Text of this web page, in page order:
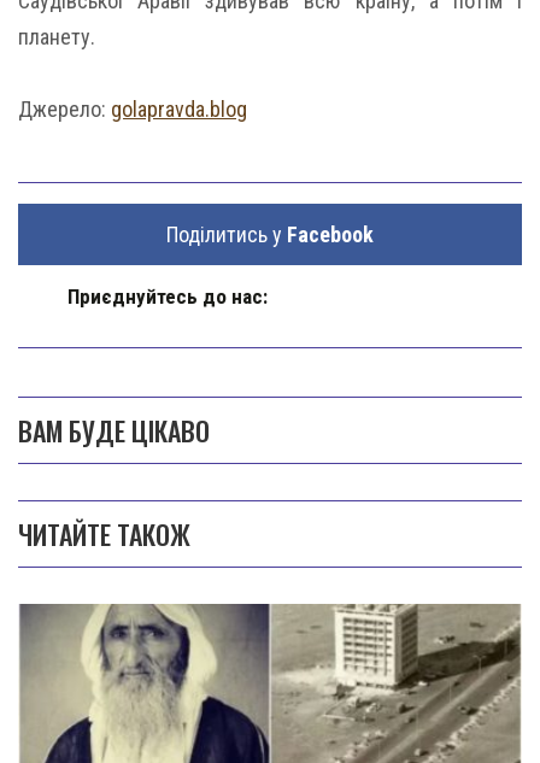
планету.
Джерело: golapravda.blog
Поділитись у Facebook
Приєднуйтесь до нас:
ВАМ БУДЕ ЦІКАВО
ЧИТАЙТЕ ТАКОЖ